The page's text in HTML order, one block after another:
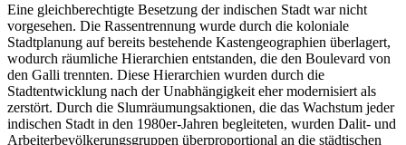
Eine gleichberechtigte Besetzung der indischen Stadt war nicht
vorgesehen. Die Rassentrennung wurde durch die koloniale
Stadtplanung auf bereits bestehende Kastengeographien überlagert,
wodurch räumliche Hierarchien entstanden, die den Boulevard von
den Galli trennten. Diese Hierarchien wurden durch die
Stadtentwicklung nach der Unabhängigkeit eher modernisiert als
zerstört. Durch die Slumräumungsaktionen, die das Wachstum jeder
indischen Stadt in den 1980er-Jahren begleiteten, wurden Dalit- und
Arbeiterbevölkerungsgruppen überproportional an die städtischen